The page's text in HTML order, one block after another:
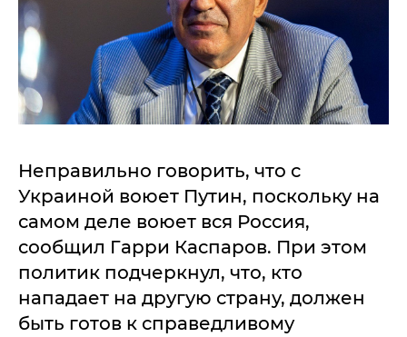
Неправильно говорить, что с
Украиной воюет Путин, поскольку на
самом деле воюет вся Россия,
сообщил Гарри Каспаров. При этом
политик подчеркнул, что, кто
нападает на другую страну, должен
быть готов к справедливому